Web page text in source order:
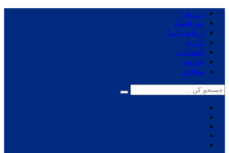
ورزش
بین الملل
ارتباط با ما
انرژی
اقتصادی
جامعه
مقالات